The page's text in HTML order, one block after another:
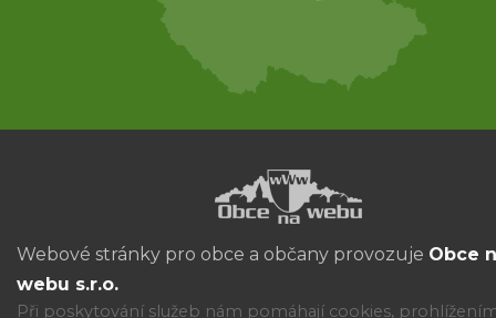
Webové stránky pro obce a občany provozuje Obce
webu s.r.o.
Při poskytování služeb nám pomáhají cookies,